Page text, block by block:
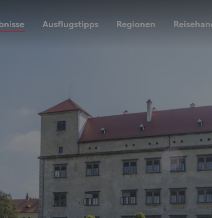
Ausflugstipps Regionen